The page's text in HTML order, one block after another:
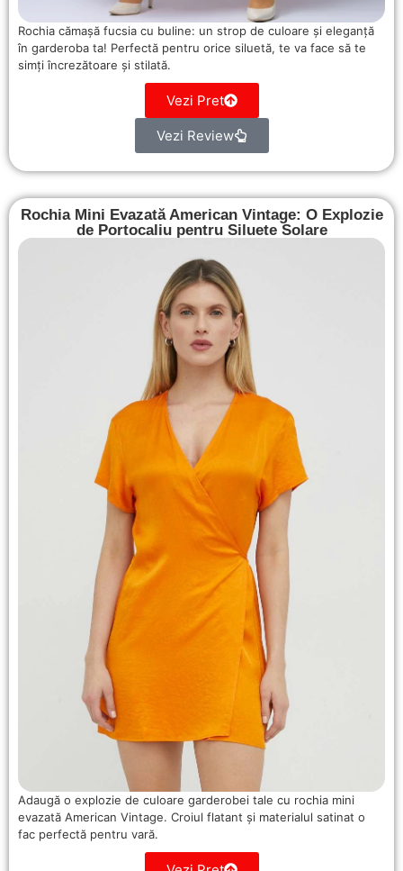
Rochia cămașă fucsia cu buline: un strop de culoare și eleganță
în garderoba ta! Perfectă pentru orice siluetă, te va face să te
simți încrezătoare și stilată.
Vezi Pret
Vezi Review
Rochia Mini Evazată American Vintage: O Explozie
de Portocaliu pentru Siluete Solare
Adaugă o explozie de culoare garderobei tale cu rochia mini
evazată American Vintage. Croiul flatant și materialul satinat o
fac perfectă pentru vară.